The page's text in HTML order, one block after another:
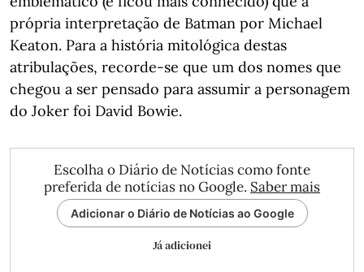
própria interpretação de Batman por Michael
Keaton. Para a história mitológica destas
atribulações, recorde-se que um dos nomes que
chegou a ser pensado para assumir a personagem
do Joker foi David Bowie.
Escolha o Diário de Notícias como fonte
preferida de notícias no Google. Saber mais
Adicionar o Diário de Notícias ao Google
Já adicionei